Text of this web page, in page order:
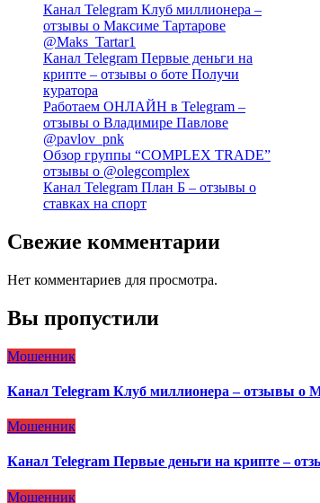
Канал Telegram Клуб миллионера –
отзывы о Максиме Тартарове
@Maks_Tartar1
Канал Telegram Первые деньги на
крипте – отзывы о боте Получи
куратора
Работаем ОНЛАЙН в Telegram –
отзывы о Владимире Павлове
@pavlov_pnk
Обзор группы “COMPLEX TRADE”
отзывы о @olegcomplex
Канал Telegram План Б – отзывы о
ставках на спорт
Свежие комментарии
Нет комментариев для просмотра.
Вы пропустили
Мошенник
Канал Telegram Клуб миллионера – отзывы о
Мошенник
Канал Telegram Первые деньги на крипте –
Мошенник